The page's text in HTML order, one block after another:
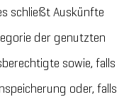
schließt Auskünfte
der genutzten
sowie, falls
oder, falls